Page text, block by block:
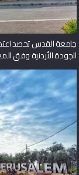
جامعة القدس تحصد
الجودة الأردنية وفق